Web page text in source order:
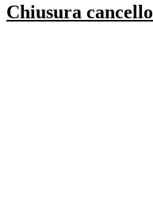
Chiusura cancello